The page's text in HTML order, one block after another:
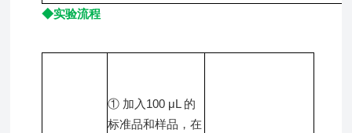
◆实验流程
① 加入100 μL 的
标准品和样品，在